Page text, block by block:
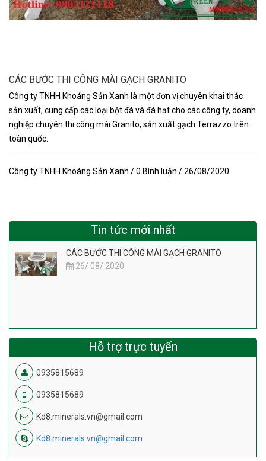
CÁC BƯỚC THI CÔNG MÀI GẠCH GRANITO
Công ty TNHH Khoáng Sản Xanh là một đơn vị chuyên khai thác
sản xuất, cung cấp các loại bột đá và đá hạt cho các công ty, doanh
nghiệp chuyên thi công mài Granito, sản xuất gạch Terrazzo trên
toàn quốc.
Công ty TNHH Khoáng Sản Xanh / 0 Bình luận / 26/08/2020
Tin tức mới nhất
CÁC BƯỚC THI CÔNG MÀI GẠCH GRANITO
26/ 08/ 2020
Hỗ trợ trực tuyến
0935815689
0935815689
Kd8.minerals.vn@gmail.com
Kd8.minerals.vn@gmail.com